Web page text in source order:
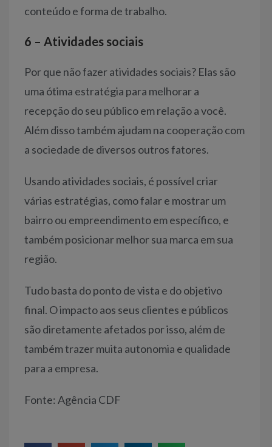
conteúdo e forma de trabalho.
6 – Atividades sociais
Por que não fazer atividades sociais? Elas são
uma ótima estratégia para melhorar a
recepção do seu público em relação a você.
Além disso também ajudam na cooperação com
a sociedade de diversos outros fatores.
Usando atividades sociais, é possível criar
várias estratégias, como falar e mostrar um
bairro ou empreendimento em específico, e
também posicionar melhor sua marca em sua
região.
Tudo basta do ponto de vista e do objetivo
final. O impacto aos seus clientes e públicos
são diretamente afetados por isso, além de
também trazer muita autonomia e qualidade
para a empresa.
Fonte: Agência CDF